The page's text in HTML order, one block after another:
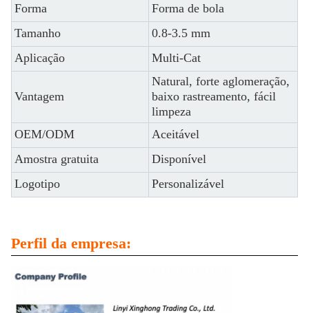
Forma
Forma de bola
Tamanho
0.8-3.5 mm
Aplicação
Multi-Cat
Vantagem
Natural, forte aglomeração,
baixo rastreamento, fácil
limpeza
OEM/ODM
Aceitável
Amostra gratuita
Disponível
Logotipo
Personalizável
Perfil da empresa: